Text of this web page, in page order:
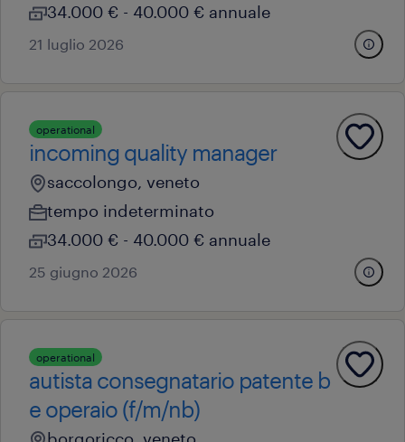
34.000 € - 40.000 € annuale
21 luglio 2026
operational
incoming quality manager
saccolongo, veneto
tempo indeterminato
34.000 € - 40.000 € annuale
25 giugno 2026
operational
autista consegnatario patente b
e operaio (f/m/nb)